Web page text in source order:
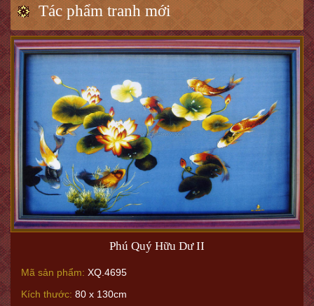
Tác phẩm tranh mới
Phú Quý Hữu Dư II
Mã sản phẩm: XQ.4695
Kích thước: 80 x 130cm